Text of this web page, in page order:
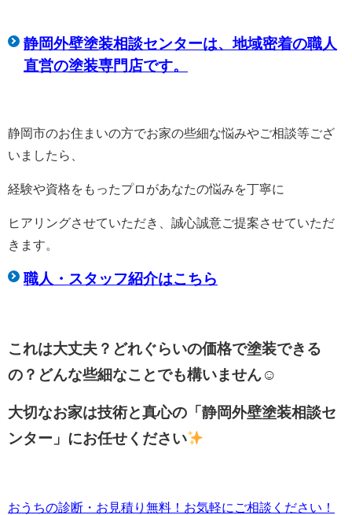
静岡外壁塗装相談センターは、地域密着の職人
直営の塗装専門店です。
静岡市のお住まいの方でお家の些細な悩みやご相談等ござ
いましたら、
経験や資格をもったプロがあなたの悩みを丁寧に
ヒアリングさせていただき、誠心誠意ご提案させていただ
きます。
職人・スタッフ紹介はこちら
これは大丈夫？どれぐらいの価格で塗装できる
の？どんな些細なことでも構いません☺
大切なお家は技術と真心の「静岡外壁塗装相談セ
ンター」にお任せください
おうちの診断・お見積り無料！お気軽にご相談ください！